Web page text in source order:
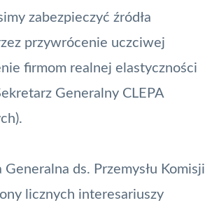
zabezpieczyć źródła
przywrócenie uczciwej
firmom realnej elastyczności
Generalny CLEPA
ds. Przemysłu Komisji
licznych interesariuszy